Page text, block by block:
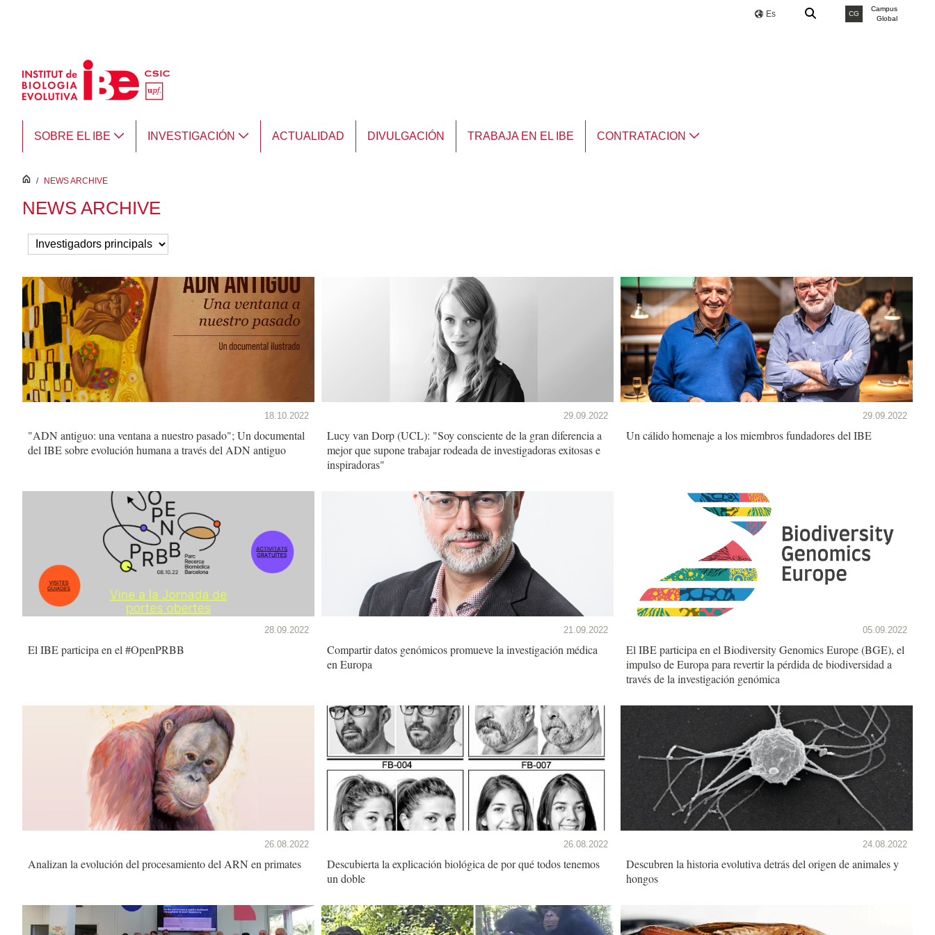
Es CG
Campus
Global
SOBRE EL IBE INVESTIGACIÓN ACTUALIDAD DIVULGACIÓN TRABAJA EN EL IBE CONTRATACION
inici
/ NEWS ARCHIVE
NEWS ARCHIVE
18.10.2022
"ADN antiguo: una ventana a nuestro pasado"; Un documental
del IBE sobre evolución humana a través del ADN antiguo
29.09.2022
Lucy van Dorp (UCL): "Soy consciente de la gran diferencia a
mejor que supone trabajar rodeada de investigadoras exitosas e
inspiradoras"
29.09.2022
Un cálido homenaje a los miembros fundadores del IBE
28.09.2022
El IBE participa en el #OpenPRBB
21.09.2022
Compartir datos genómicos promueve la investigación médica
en Europa
05.09.2022
El IBE participa en el Biodiversity Genomics Europe (BGE), el
impulso de Europa para revertir la pérdida de biodiversidad a
través de la investigación genómica
26.08.2022
Analizan la evolución del procesamiento del ARN en primates
26.08.2022
Descubierta la explicación biológica de por qué todos tenemos
un doble
24.08.2022
Descubren la historia evolutiva detrás del origen de animales y
hongos